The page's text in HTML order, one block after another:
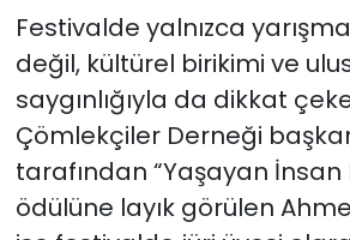
Festivalde yalnızca
değil, kültürel birikimi ve
saygınlığıyla da dikkat
Çömlekçiler Derneği
tarafından “Yaşayan İnsan
ödülüne layık görülen